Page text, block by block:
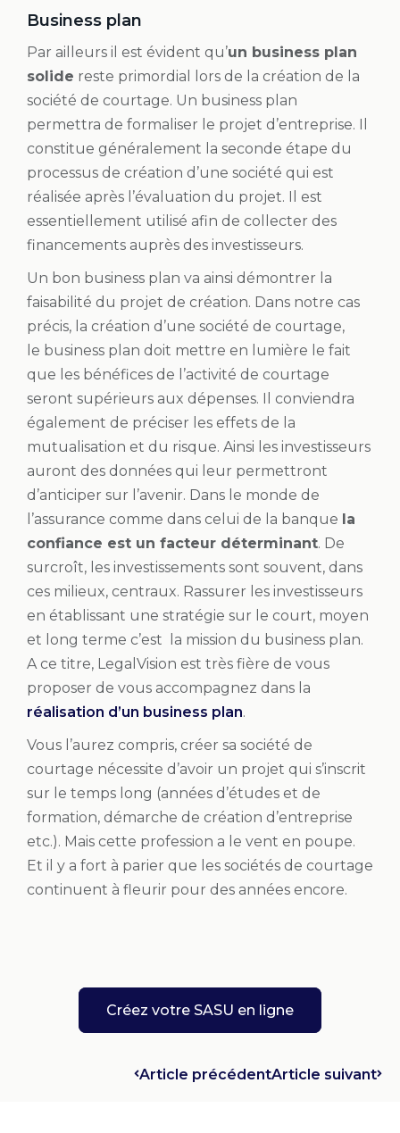
Business plan
Par ailleurs il est évident qu’un business plan
solide reste primordial lors de la création de la
société de courtage. Un business plan
permettra de formaliser le projet d’entreprise. Il
constitue généralement la seconde étape du
processus de création d’une société qui est
réalisée après l’évaluation du projet. Il est
essentiellement utilisé afin de collecter des
financements auprès des investisseurs.
Un bon business plan va ainsi démontrer la
faisabilité du projet de création. Dans notre cas
précis, la création d’une société de courtage,
le business plan doit mettre en lumière le fait
que les bénéfices de l’activité de courtage
seront supérieurs aux dépenses. Il conviendra
également de préciser les effets de la
mutualisation et du risque. Ainsi les investisseurs
auront des données qui leur permettront
d’anticiper sur l’avenir. Dans le monde de
l’assurance comme dans celui de la banque la
confiance est un facteur déterminant. De
surcroît, les investissements sont souvent, dans
ces milieux, centraux. Rassurer les investisseurs
en établissant une stratégie sur le court, moyen
et long terme c’est la mission du business plan.
A ce titre, LegalVision est très fière de vous
proposer de vous accompagnez dans la
réalisation d’un business plan.
Vous l’aurez compris, créer sa société de
courtage nécessite d’avoir un projet qui s’inscrit
sur le temps long (années d’études et de
formation, démarche de création d’entreprise
etc.). Mais cette profession a le vent en poupe.
Et il y a fort à parier que les sociétés de courtage
continuent à fleurir pour des années encore.
Créez votre SASU en ligne
Article précédentArticle suivant